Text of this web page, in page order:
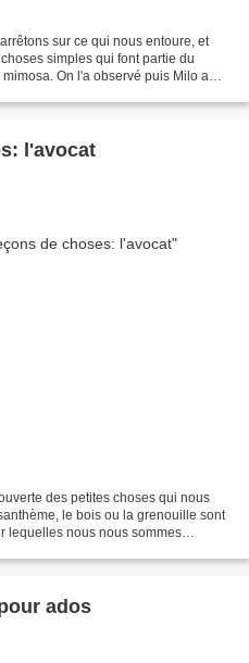
sur ce qui nous entoure, et
simples qui font partie du
On l'a observé puis Milo a
l'avocat
des petites choses qui nous
le bois ou la grenouille sont
lequelles nous nous sommes
ados